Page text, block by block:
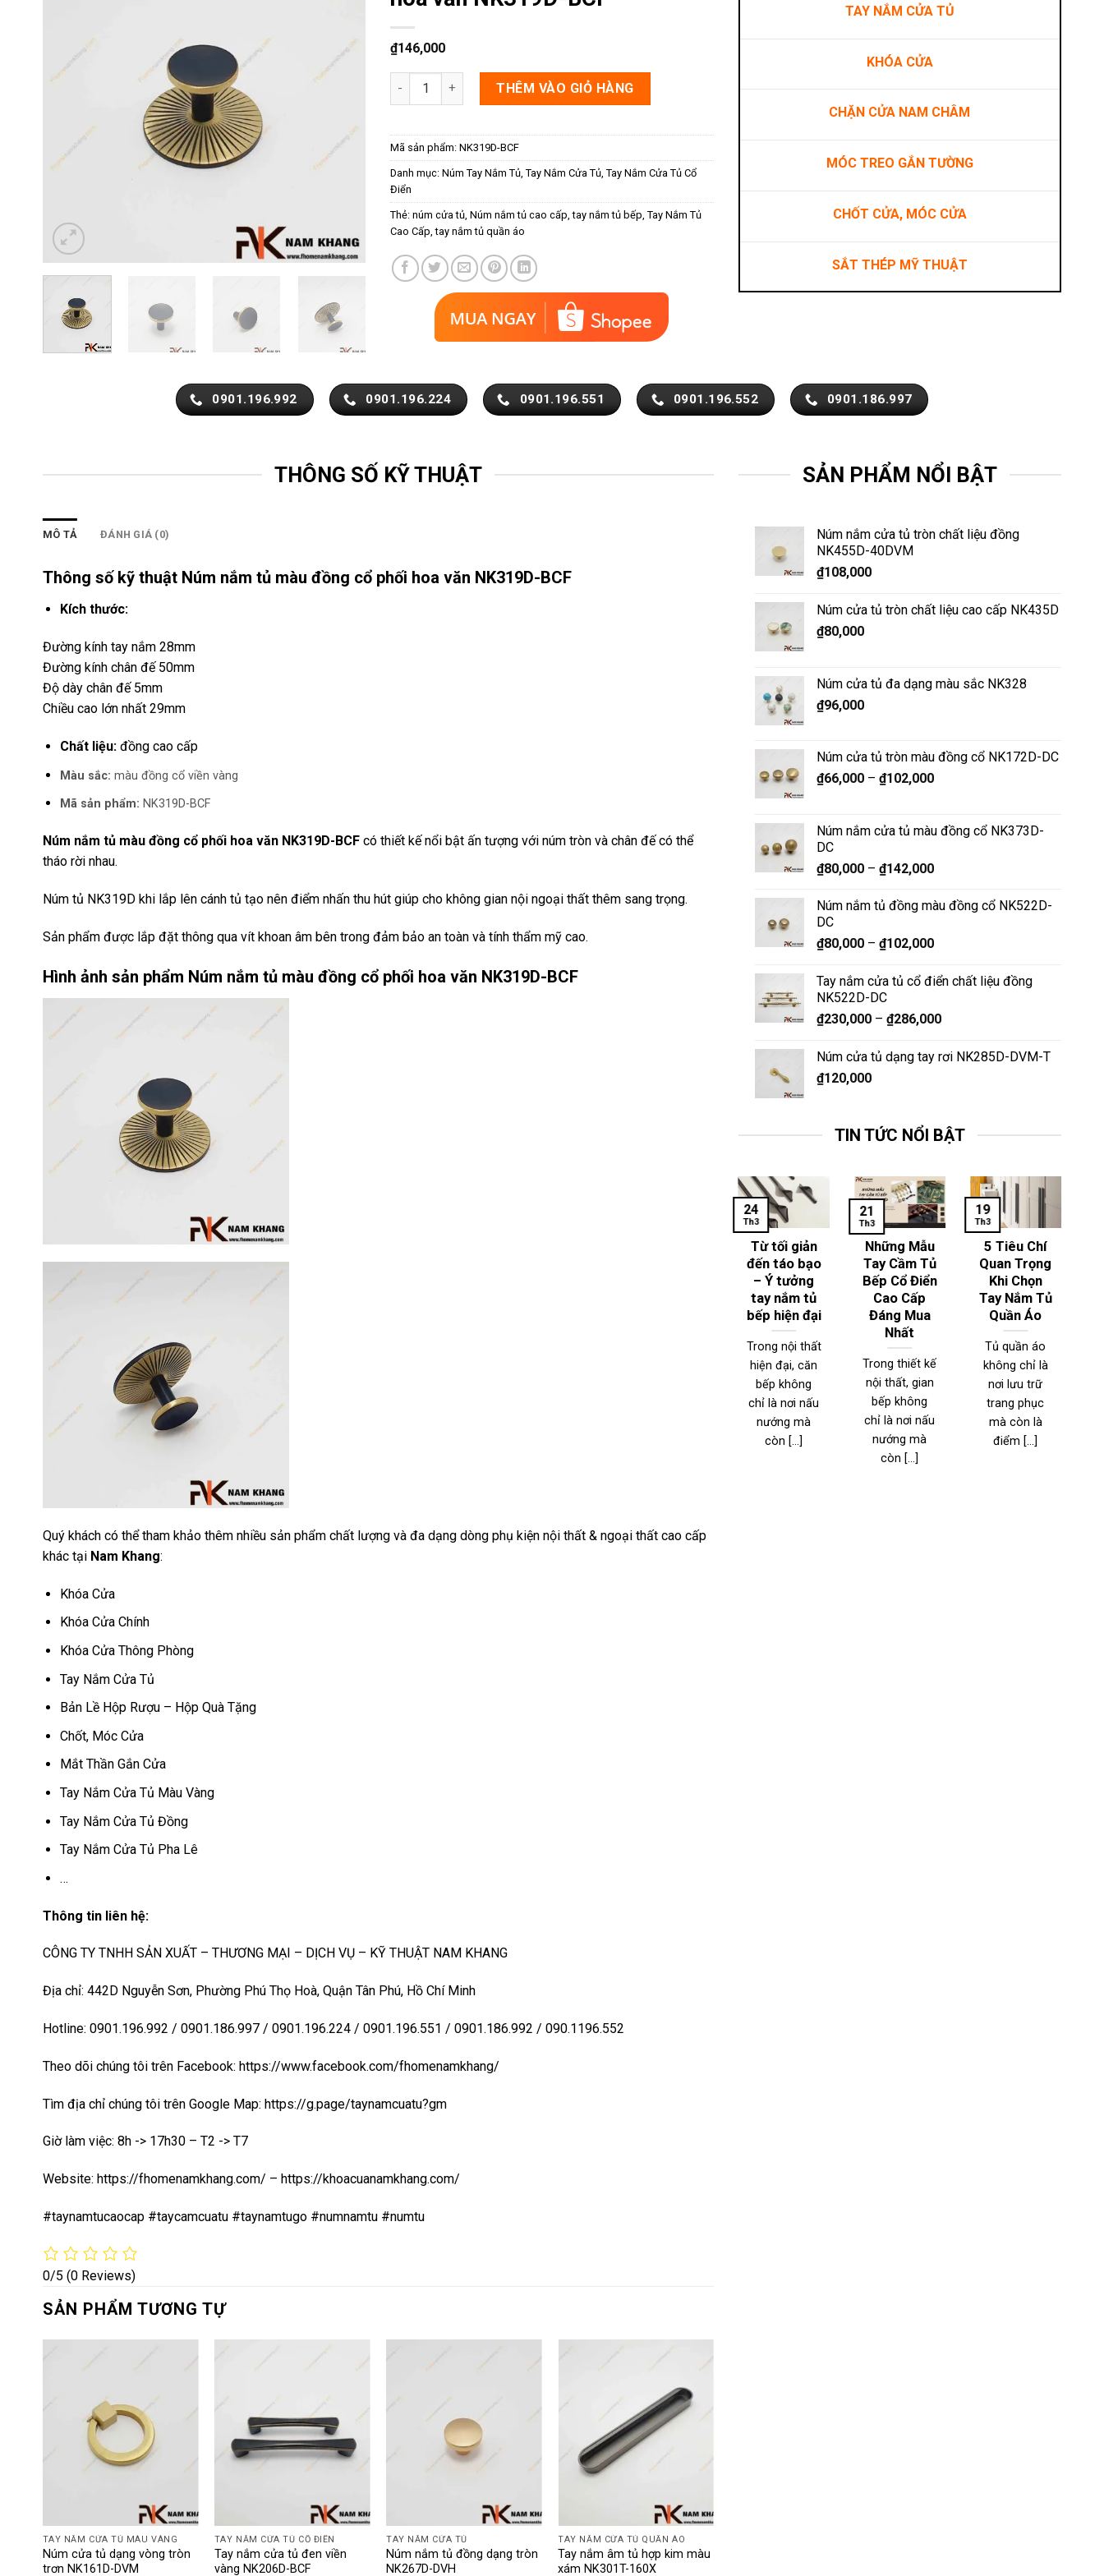
₫146,000
Núm nắm tủ màu đồng cổ phối hoa văn NK319D-BCF số lượng
THÊM VÀO GIỎ HÀNG
Mã sản phẩm:NK319D-BCF
Danh mục:Núm Tay Nắm Tủ,Tay Nắm Cửa Tủ,Tay Nắm Cửa Tủ Cổ
Điển
Thẻ:núm cửa tủ,Núm nắm tủ cao cấp,tay nắm tủ bếp,Tay Nắm Tủ
Cao Cấp,tay nắm tủ quần áo
TAY NẮM CỬA TỦ
KHÓA CỬA
CHẶN CỬA NAM CHÂM
MÓC TREO GẮN TƯỜNG
CHỐT CỬA, MÓC CỬA
SẮT THÉP MỸ THUẬT
0901.196.992 0901.196.224 0901.196.551 0901.196.552 0901.186.997
THÔNG SỐ KỸ THUẬT
MÔ TẢ ĐÁNH GIÁ (0)
Thông số kỹ thuật Núm nắm tủ màu đồng cổ phối hoa văn NK319D-BCF
Kích thước:
Đường kính tay nắm 28mm
Đường kính chân đế 50mm
Độ dày chân đế 5mm
Chiều cao lớn nhất 29mm
Chất liệu:đồng cao cấp
Màu sắc: màu đồng cổ viền vàng
Mã sản phẩm: NK319D-BCF
Núm nắm tủ màu đồng cổ phối hoa văn NK319D-BCF có thiết kế nổi bật ấn tượng với núm tròn và chân đế có thể
tháo rời nhau.
Núm tủ NK319D khi lắp lên cánh tủ tạo nên điểm nhấn thu hút giúp cho không gian nội ngoại thất thêm sang trọng.
Sản phẩm được lắp đặt thông qua vít khoan âm bên trong đảm bảo an toàn và tính thẩm mỹ cao.
Hình ảnh sản phẩm Núm nắm tủ màu đồng cổ phối hoa văn NK319D-BCF
Quý khách có thể tham khảo thêm nhiều sản phẩm chất lượng và đa dạng dòng phụ kiện nội thất & ngoại thất cao cấp
khác tại Nam Khang:
Khóa Cửa
Khóa Cửa Chính
Khóa Cửa Thông Phòng
Tay Nắm Cửa Tủ
Bản Lề Hộp Rượu – Hộp Quà Tặng
Chốt, Móc Cửa
Mắt Thần Gắn Cửa
Tay Nắm Cửa Tủ Màu Vàng
Tay Nắm Cửa Tủ Đồng
Tay Nắm Cửa Tủ Pha Lê
…
Thông tin liên hệ:
CÔNG TY TNHH SẢN XUẤT – THƯƠNG MẠI – DỊCH VỤ – KỸ THUẬT NAM KHANG
Địa chỉ: 442D Nguyễn Sơn, Phường Phú Thọ Hoà, Quận Tân Phú, Hồ Chí Minh
Hotline: 0901.196.992 / 0901.186.997 / 0901.196.224 / 0901.196.551 / 0901.186.992 / 090.1196.552
Theo dõi chúng tôi trên Facebook: https://www.facebook.com/fhomenamkhang/
Tìm địa chỉ chúng tôi trên Google Map: https://g.page/taynamcuatu?gm
Giờ làm việc: 8h -> 17h30 – T2 -> T7
Website: https://fhomenamkhang.com/ – https://khoacuanamkhang.com/
#taynamtucaocap #taycamcuatu #taynamtugo #numnamtu #numtu
0/5 (0 Reviews)
SẢN PHẨM TƯƠNG TỰ
TAY NẮM CỬA TỦ MÀU VÀNG
Núm cửa tủ dạng vòng tròn
trơn NK161D-DVM
TAY NẮM CỬA TỦ CỔ ĐIỂN
Tay nắm cửa tủ đen viền
vàng NK206D-BCF
TAY NẮM CỬA TỦ
Núm nắm tủ đồng dạng tròn
NK267D-DVH
TAY NẮM CỬA TỦ QUẦN ÁO
Tay nắm âm tủ hợp kim màu
xám NK301T-160X
SẢN PHẨM NỔI BẬT
Núm nắm cửa tủ tròn chất liệu đồng
NK455D-40DVM
₫108,000
Núm cửa tủ tròn chất liệu cao cấp NK435D
₫80,000
Núm cửa tủ đa dạng màu sắc NK328
₫96,000
Núm cửa tủ tròn màu đồng cổ NK172D-DC
₫66,000 –₫102,000
Núm nắm cửa tủ màu đồng cổ NK373D-
DC
₫80,000 –₫142,000
Núm nắm tủ đồng màu đồng cổ NK522D-
DC
₫80,000 –₫102,000
Tay nắm cửa tủ cổ điển chất liệu đồng
NK522D-DC
₫230,000 –₫286,000
Núm cửa tủ dạng tay rơi NK285D-DVM-T
₫120,000
TIN TỨC NỔI BẬT
Từ tối giản
đến táo bạo
– Ý tưởng
tay nắm tủ
bếp hiện đại
Trong nội thất
hiện đại, căn
bếp không
chỉ là nơi nấu
nướng mà
còn [...]
24
Th3
Những Mẫu
Tay Cầm Tủ
Bếp Cổ Điển
Cao Cấp
Đáng Mua
Nhất
Trong thiết kế
nội thất, gian
bếp không
chỉ là nơi nấu
nướng mà
còn [...]
21
Th3
5 Tiêu Chí
Quan Trọng
Khi Chọn
Tay Nắm Tủ
Quần Áo
Tủ quần áo
không chỉ là
nơi lưu trữ
trang phục
mà còn là
điểm [...]
19
Th3
Hướng dẫn
sử dụng tay